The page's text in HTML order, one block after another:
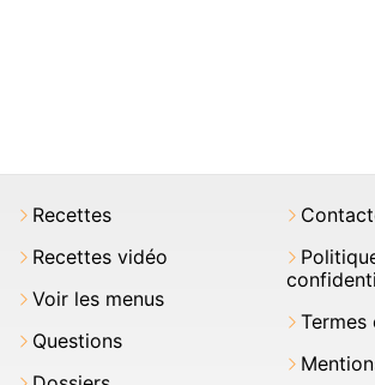
Recettes
Recettes vidéo
Voir les menus
Questions